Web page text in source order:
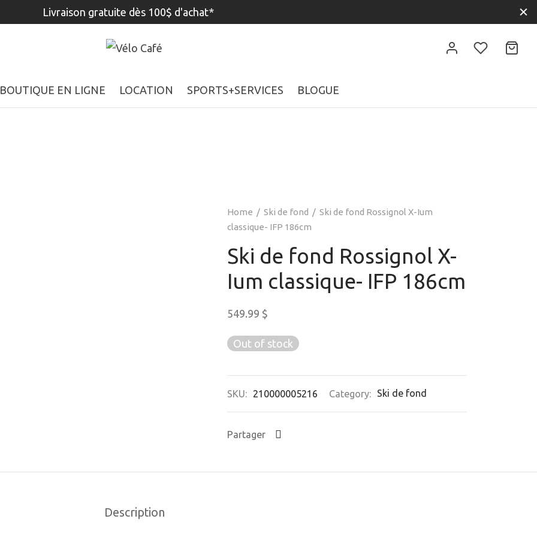
Livraison gratuite dès 100$ d'achat*
BOUTIQUE EN LIGNE LOCATION SPORTS+SERVICES BLOGUE
Home / Ski de fond / Ski de fond Rossignol X-Ium
classique- IFP 186cm
Ski de fond Rossignol X-
Ium classique- IFP 186cm
549.99 $
Out of stock
SKU: 210000005216 Category: Ski de fond
Partager
Description